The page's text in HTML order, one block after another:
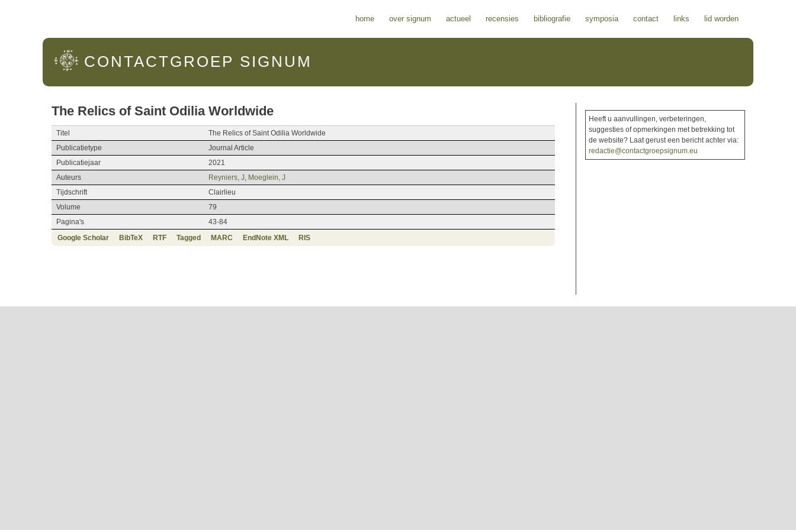
home over signum actueel recensies bibliografie symposia contact links lid worden
CONTACTGROEP SIGNUM
The Relics of Saint Odilia Worldwide
Titel
The Relics of Saint Odilia Worldwide
Publicatietype
Journal Article
Publicatiejaar
2021
Auteurs
Reyniers, J Moeglein, J
Tijdschrift
Clairlieu
Volume
79
Pagina's
43-84
Google Scholar
BibTeX RTF Tagged MARC EndNote XML RIS
Heeft u aanvullingen, verbeteringen,
suggesties of opmerkingen met betrekking tot
de website? Laat gerust een bericht achter via:
redactie@contactgroepsignum.eu